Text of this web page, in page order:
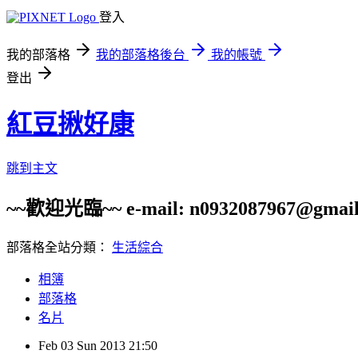
登入
我的部落格 我的部落格後台
我的帳號
登出
紅豆揪好康
跳到主文
~~歡迎光臨~~ e-mail:
部落格全站分類： 生活綜合
相簿
部落格
名片
Feb 03 Sun 2013 21:50